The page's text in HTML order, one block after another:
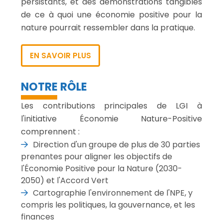
de ce à quoi une économie positive pour la
nature pourrait ressembler dans la pratique.
EN SAVOIR PLUS
NOTRE RÔLE
Les contributions principales de LGI à
l'initiative Économie Nature-Positive
comprennent :
Direction d'un groupe de plus de 30 parties
prenantes pour aligner les objectifs de
l'Économie Positive pour la Nature (2030-
2050) et l'Accord Vert
Cartographie l'environnement de l'NPE, y
compris les politiques, la gouvernance, et les
finances